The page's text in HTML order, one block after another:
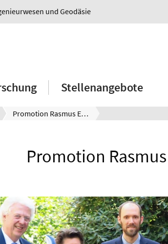
und Geodäsie
Stellenangebote
Promotion Rasmus Eichstädt
Promotion